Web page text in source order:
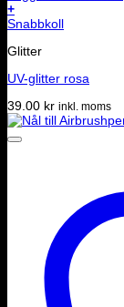
+
Snabbkoll
Glitter
UV-glitter rosa
39.00 kr inkl. moms